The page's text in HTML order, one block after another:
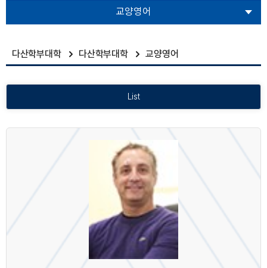
교양영어
다산학부대학 다산학부대학 교양영어
List